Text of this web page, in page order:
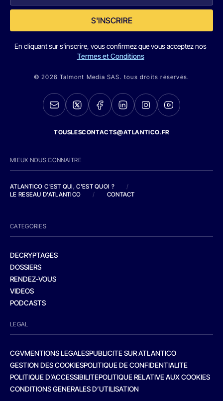
S'INSCRIRE
En cliquant sur s'inscrire, vous confirmez que vous acceptez nos
Termes et Conditions
© 2026 Talmont Media SAS. tous droits réservés.
TOUSLESCONTACTS@ATLANTICO.FR
MIEUX NOUS CONNAITRE
ATLANTICO C'EST QUI, C'EST QUOI ?
/
LE RESEAU D'ATLANTICO
/ CONTACT
CATEGORIES
DECRYPTAGES
DOSSIERS
RENDEZ-VOUS
VIDEOS
PODCASTS
LEGAL
CGVMENTIONS LEGALESPUBLICITE SUR ATLANTICO
GESTION DES COOKIESPOLITIQUE DE CONFIDENTIALITE
POLITIQUE D’ACCESSIBILITEPOLITIQUE RELATIVE AUX COOKIES
CONDITIONS GENERALES D’UTILISATION